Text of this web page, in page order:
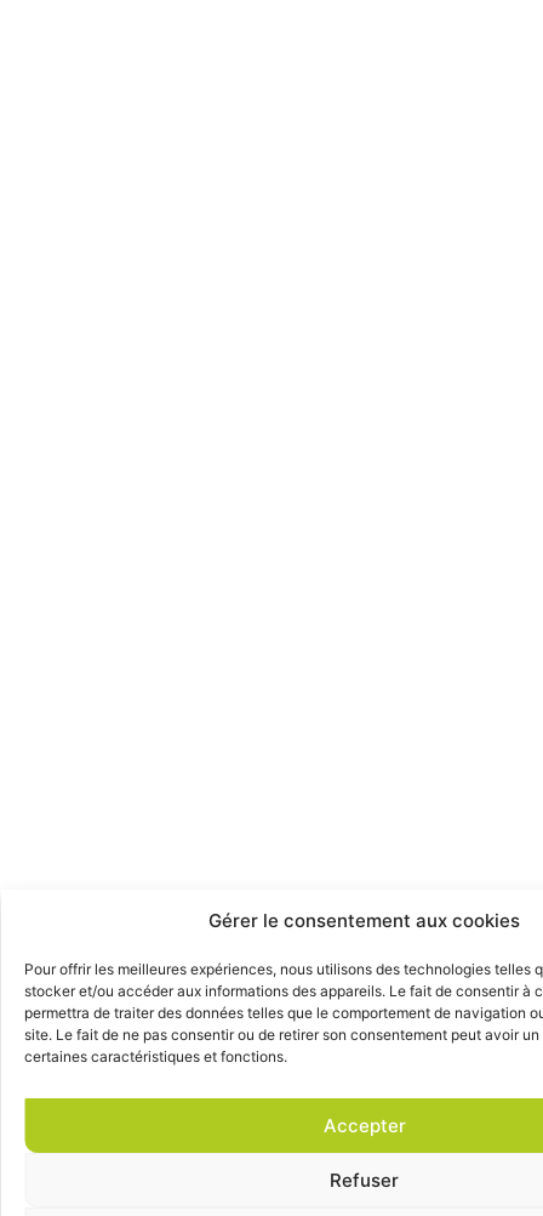
Gérer le consentement aux cookies
Pour offrir les meilleures expériences, nous utilisons des technologies telles
stocker et/ou accéder aux informations des appareils. Le fait de consentir à
permettra de traiter des données telles que le comportement de navigation
site. Le fait de ne pas consentir ou de retirer son consentement peut avoir
certaines caractéristiques et fonctions.
Accepter
Refuser